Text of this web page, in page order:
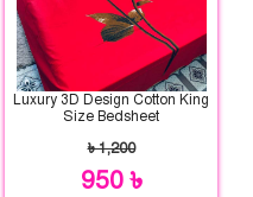
Luxury 3D Design Cotton King
Size Bedsheet
৳ 1,200
950 ৳